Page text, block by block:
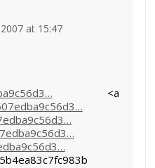
at 15:47
<a